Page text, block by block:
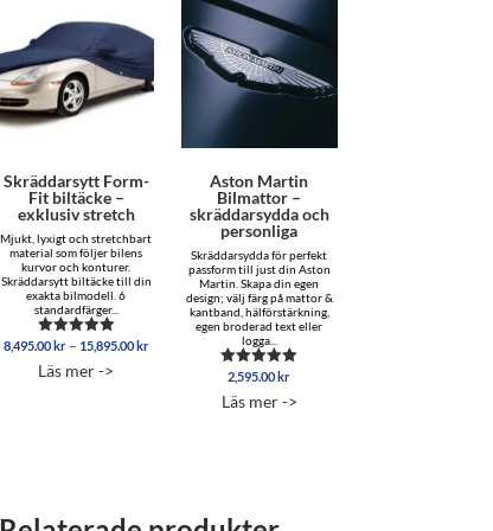
Skräddarsytt Form-
Fit biltäcke –
exklusiv stretch
Mjukt, lyxigt och stretchbart
material som följer bilens
kurvor och konturer.
Skräddarsytt biltäcke till din
exakta bilmodell. 6
standardfärger...
Betygsatt
av 5
8,495.00kr – 15,895.00krPrisintervall:
15,895.00 kr
Läs mer ->
Aston Martin
Bilmattor –
skräddarsydda och
personliga
Skräddarsydda för perfekt
passform till just din Aston
Martin. Skapa din egen
design; välj färg på mattor &
kantband, hälförstärkning,
egen broderad text eller
logga...
Betygsatt
av 5
2,595.00kr
Läs mer ->